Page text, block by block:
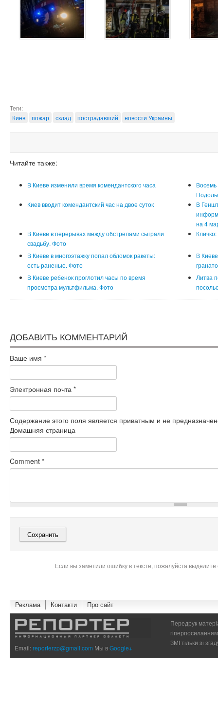
Теги:
Киев
пожар склад пострадавший новости Украины
Читайте также:
В Киеве изменили время комендантского часа
Восемь
Киев вводит комендантский час на двое суток
В
на 4
В Киеве в перерывах между обстрелами сыграли
свадьбу. Фото
В Киеве в многоэтажку попал обломок ракеты:
есть раненые. Фото
В
В Киеве ребенок проглотил часы по время
просмотра мультфильма. Фото
Литва
ДОБАВИТЬ КОММЕНТАРИЙ
Ваше имя *
Электронная почта *
Содержание этого поля является приватным и не
Домашняя страница
Comment *
Если вы заметили ошибку в тексте, пожалуйста
Реклама Контакти Про сайт
Email:reporterzp@gmail.com Мы вGoogle+
Передрук
ЗМІ тільки зі